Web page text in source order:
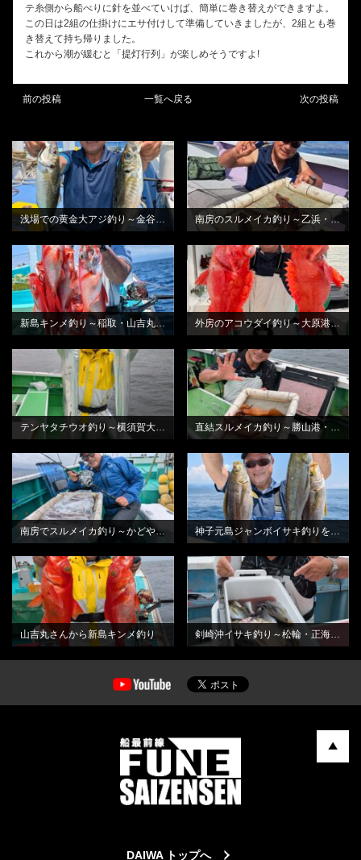
テ糸側から船べりに針を並べていけば、簡単に巻き替えができますよ。
この日は2組の仕掛けにエサ付けして準備していきましたが、2組とも巻
き替えて持ち帰りました。
これから潮が緩むと「提灯行列」が楽しめそうですよ!
前の投稿 一覧へ戻る 次の投稿
BLOG
浅場での黄金大アジ釣り～金谷・光進丸さんから
BLOG
南房のスルメイカ釣り～乙浜・しまや丸さんから
BLOG
新島キンメ釣り～稲取・山吉丸さんから
BLOG
外房のアコウダイ釣り～大原港・鈴栄丸さんから
テンヤタチウオ釣り～横須賀大津港・いなの丸さんから
BLOG
直結スルメイカ釣り～勝山港・萬栄丸さんから
南房でスルメイカ釣り～かどや丸さんから
BLOG
BLOG
山吉丸さんから新島キンメ釣り
BLOG
剣崎沖イサキ釣り～松輪・正海丸さんから
DAIWA トップへ